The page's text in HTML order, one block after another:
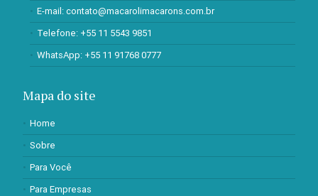
E-mail:contato@macarolimacarons.com.br
Telefone: +55 11 5543 9851
WhatsApp: +55 11 91768 0777
Mapa do site
Home
Sobre
Para Você
Para Empresas